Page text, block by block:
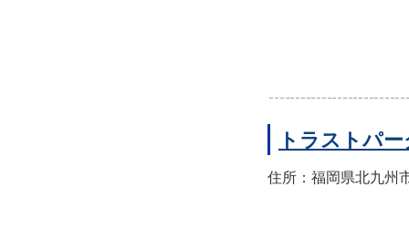
トラストパ
住所：福岡県北九州